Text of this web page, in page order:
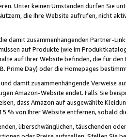
Unter keinen Umständen dürfen Sie
die Ihre Website aufrufen, nicht
damit zusammenhängenden Partner-
auf Produkte (wie im
auf Ihrer Website befinden, die für
Prime Day) oder die Homepages
und damit zusammenhängende
Amazon-Website endet. Falls Sie
dass Amazon auf ausgewählte
% von Ihrer Website entfernen, sobald
überschwänglichen, täuschenden